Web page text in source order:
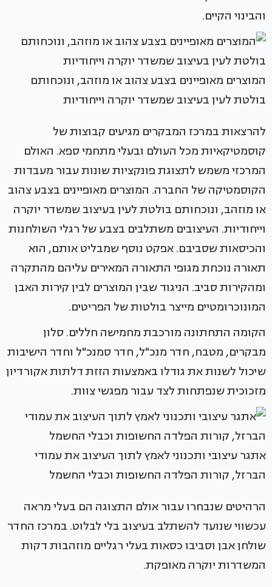
והבינוי הקיים.
המוצרים מאופיינים בצבע צהוב או מוזהב, ונוכחותם
בולטת לעין בעיצוב שמשדר יוקרה וייחודיות
להרצאות במרכז המבקרים מגיעים קבוצות של
קוסמטיקאיות מכל העולם ובעלי מתחמי ספא. האולם
המרכזי משמש לתצוגת פונקציות שונות עבור מעבדות
הקוסמטיקה של החברה. המוצרים מאופיינים בצבע צהוב
או מוזהב, ונוכחותם בולטת לעין בעיצוב שמשדר יוקרה
וייחודיות. העיצובים משתלבים בצבע של רגלי השולחנות
והכיסאות שסביבם. אפקט נוסף שמבליט אותם, הוא
תאורה נוכחת מגופי התאורה המאירים עליהם מהתקרה
ומהקירות סביב. הניגוד שבין המוצרים לבין קירות האבן
המונוכרומטיים מייצר בולטות של הפריטים.
הקומה התחתונה מורכבת מחמישה חללים. סלון
מבקרים, מטבח, חדר מנכ"ל, חדר סמנכ"ל וחדר הישיבות
שיכול לשנות את גודלו באמצעות הזזת דלתות אקורדיון
מזכוכית שנפתחות לצד עבור מפגשי צוות.
אתגר עיצובי ותכנוני לאמץ לתוך העיצוב את עמודי
הברזל, קורות הפלדה החשופות וכבלי החשמל
הרהיטים שנבחרו עבור אולם התצוגה הם בעלי מראה
עכשווי שנועד להשתלב בעיצוב בלי לבלוט. במרכז החדר
שולחן אבן וסביבו כסאות בעלי רגליים מוזהבות דקות
המשדרות יוקרה מאופקת.